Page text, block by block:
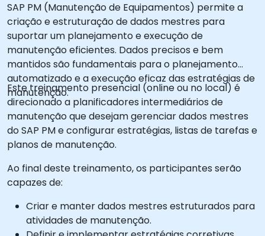
SAP PM (Manutenção de Equipamentos) permite a
criação e estruturação de dados mestres para
suportar um planejamento e execução de
manutenção eficientes. Dados precisos e bem
mantidos são fundamentais para o planejamento
automatizado e a execução eficaz das estratégias de
manutenção.
Este treinamento presencial (online ou no local) é
direcionado a planificadores intermediários de
manutenção que desejam gerenciar dados mestres
do SAP PM e configurar estratégias, listas de tarefas e
planos de manutenção.
Ao final deste treinamento, os participantes serão
capazes de:
Criar e manter dados mestres estruturados para
atividades de manutenção.